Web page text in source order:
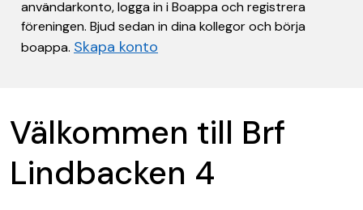
användarkonto, logga in i Boappa och registrera
föreningen. Bjud sedan in dina kollegor och börja
boappa. Skapa konto
Välkommen till Brf
Lindbacken 4